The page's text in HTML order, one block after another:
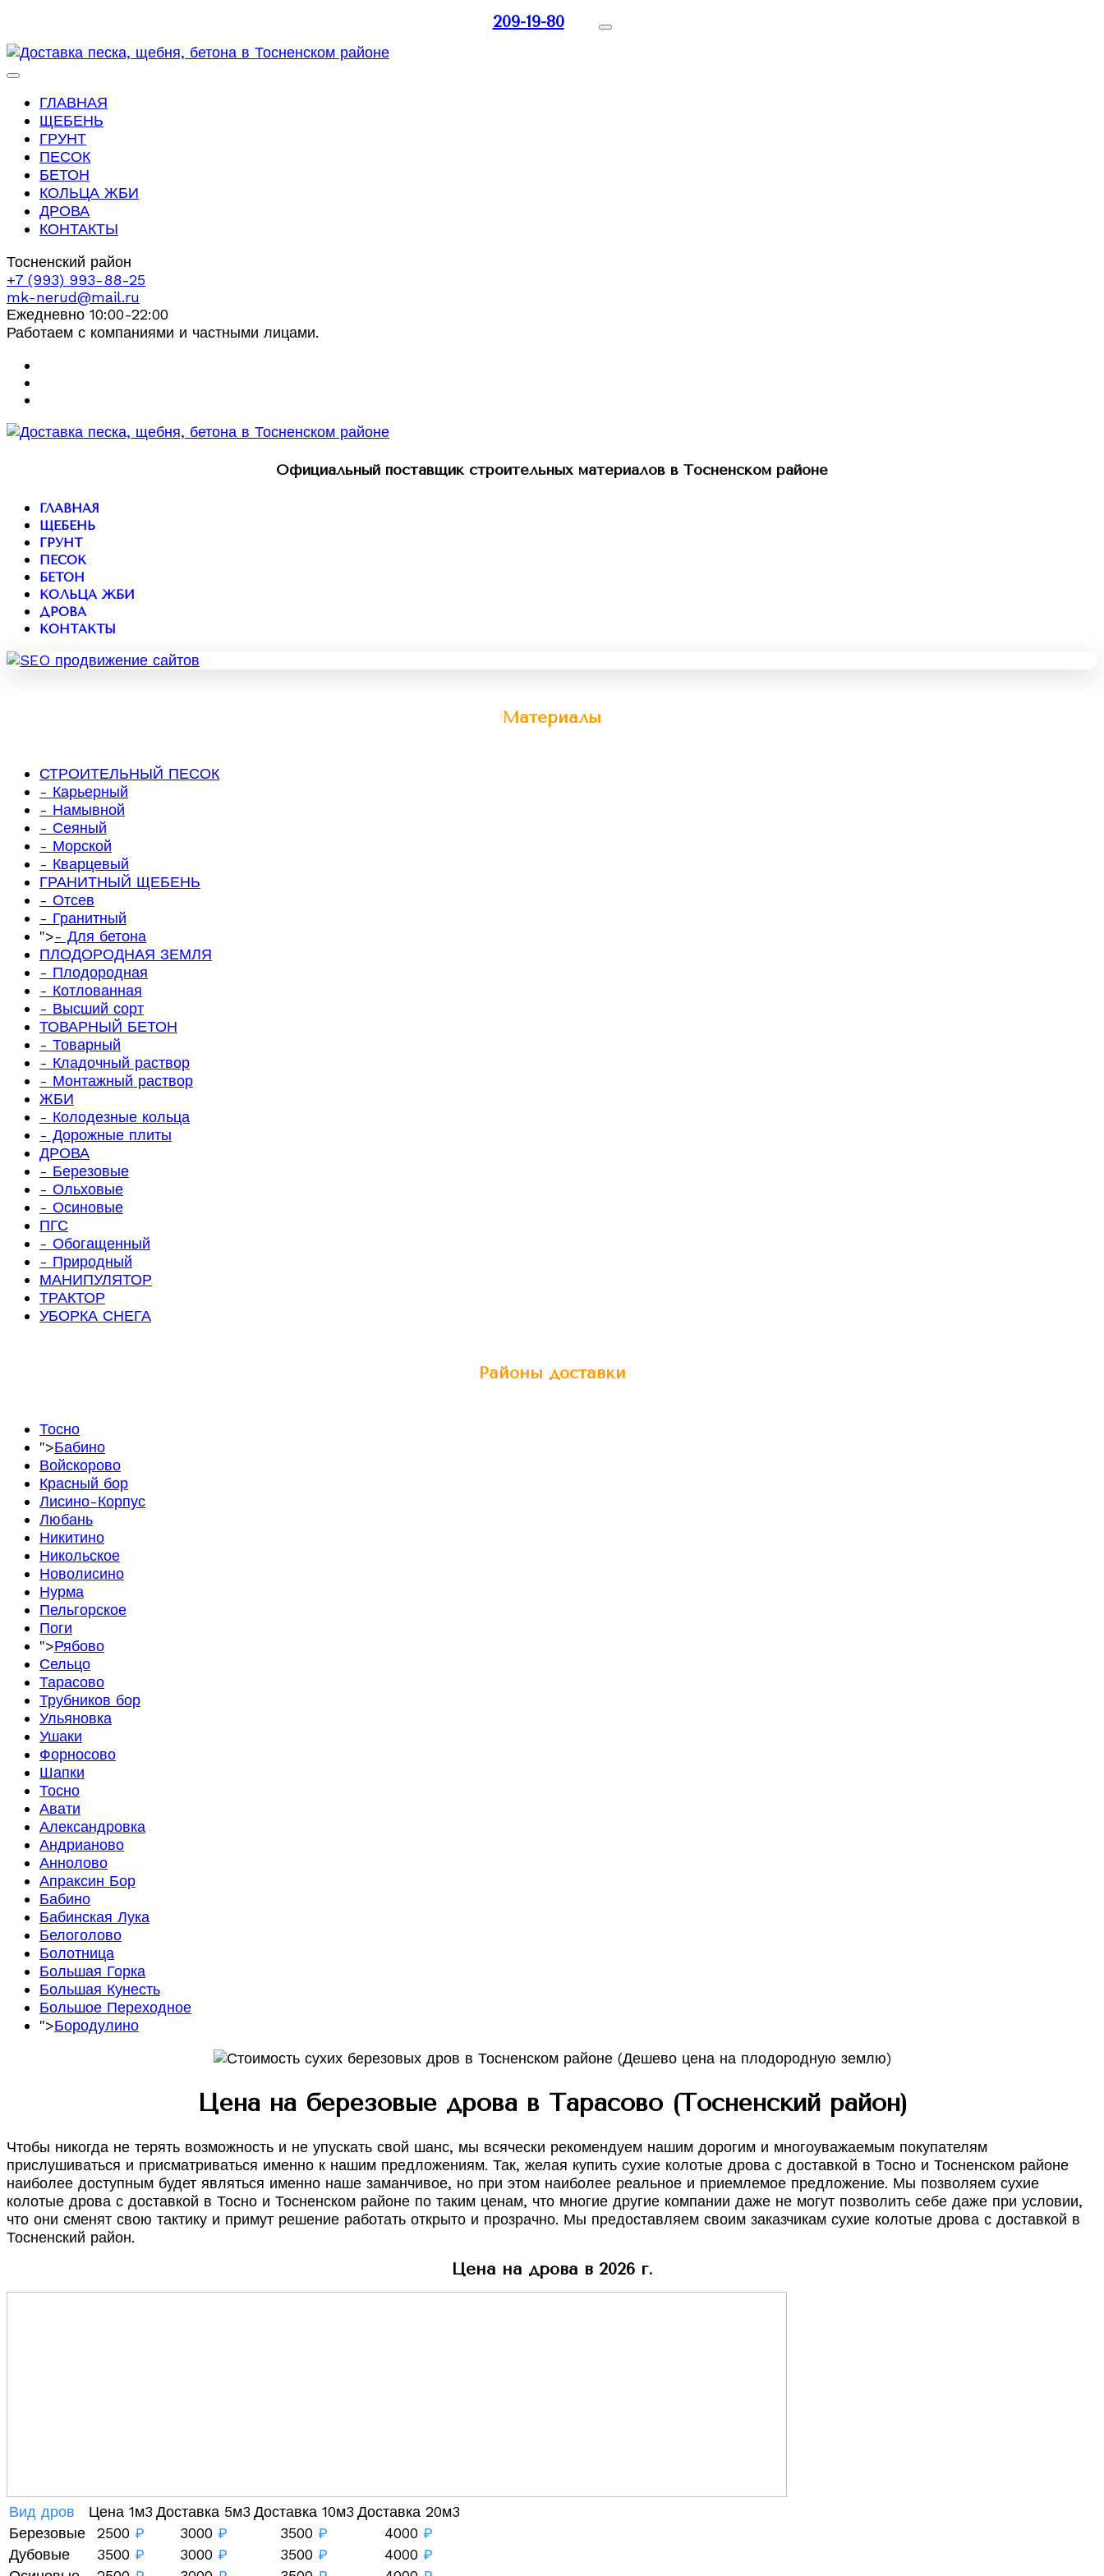
209-19-80
ГЛАВНАЯ
ЩЕБЕНЬ
ГРУНТ
ПЕСОК
БЕТОН
КОЛЬЦА ЖБИ
ДРОВА
КОНТАКТЫ
Тосненский район
+7 (993) 993-88-25
mk-nerud@mail.ru
Ежедневно 10:00-22:00
Работаем с компаниями и частными лицами.
Официальный поставщик строительных материалов в Тосненском районе
ГЛАВНАЯ
ЩЕБЕНЬ
ГРУНТ
ПЕСОК
БЕТОН
КОЛЬЦА ЖБИ
ДРОВА
КОНТАКТЫ
Материалы
СТРОИТЕЛЬНЫЙ ПЕСОК
- Карьерный
- Намывной
- Сеяный
- Морской
- Кварцевый
ГРАНИТНЫЙ ЩЕБЕНЬ
- Отсев
- Гранитный
">- Для бетона
ПЛОДОРОДНАЯ ЗЕМЛЯ
- Плодородная
- Котлованная
- Высший сорт
ТОВАРНЫЙ БЕТОН
- Товарный
- Кладочный раствор
- Монтажный раствор
ЖБИ
- Колодезные кольца
- Дорожные плиты
ДРОВА
- Березовые
- Ольховые
- Осиновые
ПГС
- Обогащенный
- Природный
МАНИПУЛЯТОР
ТРАКТОР
УБОРКА СНЕГА
Районы доставки
Тосно
">Бабино
Войскорово
Красный бор
Лисино-Корпус
Любань
Никитино
Никольское
Новолисино
Нурма
Пельгорское
Поги
">Рябово
Сельцо
Тарасово
Трубников бор
Ульяновка
Ушаки
Форносово
Шапки
Тосно
Авати
Александровка
Андрианово
Аннолово
Апраксин Бор
Бабино
Бабинская Лука
Белоголово
Болотница
Большая Горка
Большая Кунесть
Большое Переходное
">Бородулино
Цена на березовые дрова в Тарасово (Тосненский район)
Чтобы никогда не терять возможность и не упускать свой шанс, мы всячески рекомендуем нашим дорогим и многоуважаемым покупателям
прислушиваться и присматриваться именно к нашим предложениям. Так, желая купить сухие колотые дрова с доставкой в Тосно и Тосненском районе
наиболее доступным будет являться именно наше заманчивое, но при этом наиболее реальное и приемлемое предложение. Мы позволяем сухие
колотые дрова с доставкой в Тосно и Тосненском районе по таким ценам, что многие другие компании даже не могут позволить себе даже при условии,
что они сменят свою тактику и примут решение работать открыто и прозрачно. Мы предоставляем своим заказчикам сухие колотые дрова с доставкой в
Тосненский район.
Цена на дрова в 2026 г.
Вид дров Цена 1м3 Доставка 5м3 Доставка 10м3 Доставка 20м3
Березовые
2500 ₽ 3000 ₽ 3500 ₽ 4000 ₽
Дубовые
3500 ₽ 3000 ₽ 3500 ₽ 4000 ₽